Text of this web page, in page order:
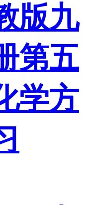
版九
第五
学方